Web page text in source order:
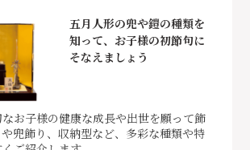
五月人形の兜や鎧の種類を
知って、お子様の初節句に
そなえましょう
お子様の健康な成長や出世を願って飾
兜飾り、収納型など、多彩な種類や特